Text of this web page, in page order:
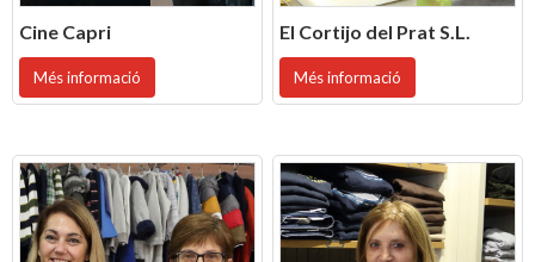
Cine Capri
Més informació
El Cortijo del Prat S.L.
Més informació